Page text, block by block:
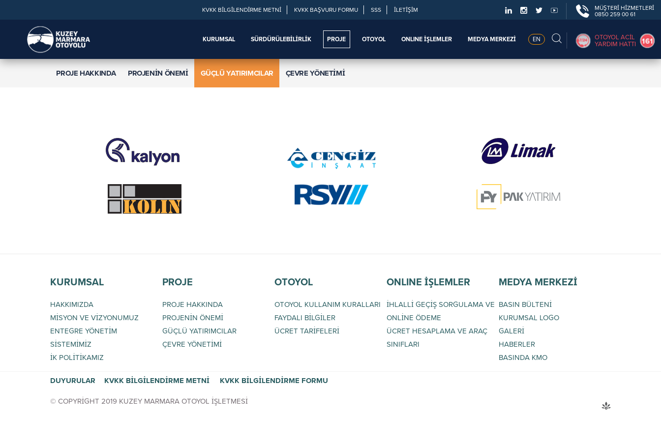
KVKK BİLGİLENDİRME METNİ KVKK BAŞVURU FORMU SSS İLETİŞİM MÜŞTERİ HİZMETLERİ
0850 259 00 61
KURUMSAL SÜRDÜRÜLEBİLİRLİK PROJE OTOYOL ONLINE İŞLEMLER MEDYA MERKEZİ EN OTOYOL ACİL
YARDIM HATTI
PROJE HAKKINDA PROJENİN ÖNEMİ GÜÇLÜ YATIRIMCILAR ÇEVRE YÖNETİMİ
KURUMSAL
HAKKIMIZDA
MİSYON VE VİZYONUMUZ
ENTEGRE YÖNETİM
SİSTEMİMİZ
İK POLİTİKAMIZ
PROJE
PROJE HAKKINDA
PROJENİN ÖNEMİ
GÜÇLÜ YATIRIMCILAR
ÇEVRE YÖNETİMİ
OTOYOL
OTOYOL KULLANIM KURALLARI
FAYDALI BİLGİLER
ÜCRET TARİFELERİ
ONLINE İŞLEMLER
İHLALLİ GEÇİŞ SORGULAMA VE
ONLİNE ÖDEME
ÜCRET HESAPLAMA VE ARAÇ
SINIFLARI
MEDYA MERKEZİ
BASIN BÜLTENİ
KURUMSAL LOGO
GALERİ
HABERLER
BASINDA KMO
DUYURULAR KVKK BİLGİLENDİRME METNİ
KVKK BİLGİLENDİRME FORMU
© COPYRİGHT 2019 KUZEY MARMARA OTOYOL İŞLETMESİ